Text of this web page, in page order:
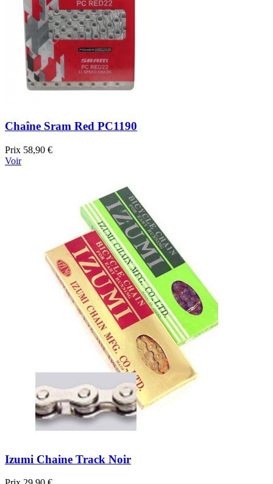
Chaîne Sram Red PC1190
Prix 58,90 €
Voir
Izumi Chaine Track Noir